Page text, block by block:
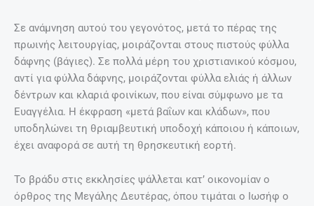
Σε ανάμνηση αυτού του γεγονότος, μετά το πέρας της
πρωινής λειτουργίας, μοιράζονται στους πιστούς φύλλα
δάφνης (βάγιες). Σε πολλά μέρη του χριστιανικού κόσμου,
αντί για φύλλα δάφνης, μοιράζονται φύλλα ελιάς ή άλλων
δέντρων και κλαριά φοινίκων, που είναι σύμφωνο με τα
Ευαγγέλια. Η έκφραση «μετά βαΐων και κλάδων», που
υποδηλώνει τη θριαμβευτική υποδοχή κάποιου ή κάποιων,
έχει αναφορά σε αυτή τη θρησκευτική εορτή.
Το βράδυ στις εκκλησίες ψάλλεται κατ’ οικονομίαν ο
όρθρος της Μεγάλης Δευτέρας, όπου τιμάται ο Ιωσήφ ο